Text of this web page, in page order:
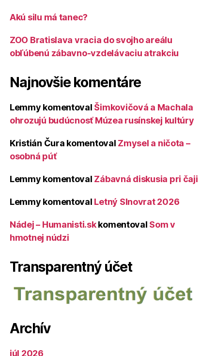
Akú silu má tanec?
ZOO Bratislava vracia do svojho areálu
obľúbenú zábavno-vzdelávaciu atrakciu
Najnovšie komentáre
Lemmy komentoval Šimkovičová a Machala
ohrozujú budúcnosť Múzea rusínskej kultúry
Kristián Čura komentoval Zmysel a ničota –
osobná púť
Lemmy komentoval Zábavná diskusia pri čaji
Lemmy komentoval Letný Slnovrat 2026
Nádej – Humanisti.skkomentoval Som v
hmotnej núdzi
Transparentný účet
Archív
júl 2026